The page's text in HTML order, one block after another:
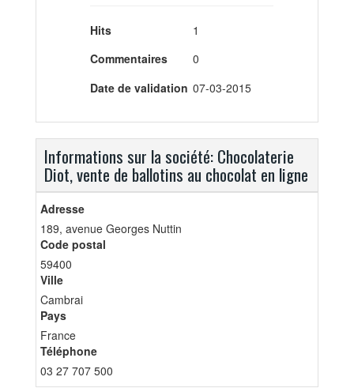
Hits
1
Commentaires
0
Date de validation 07-03-2015
Informations sur la société: Chocolaterie
Diot, vente de ballotins au chocolat en ligne
Adresse
189, avenue Georges Nuttin
Code postal
59400
Ville
Cambrai
Pays
France
Téléphone
03 27 707 500